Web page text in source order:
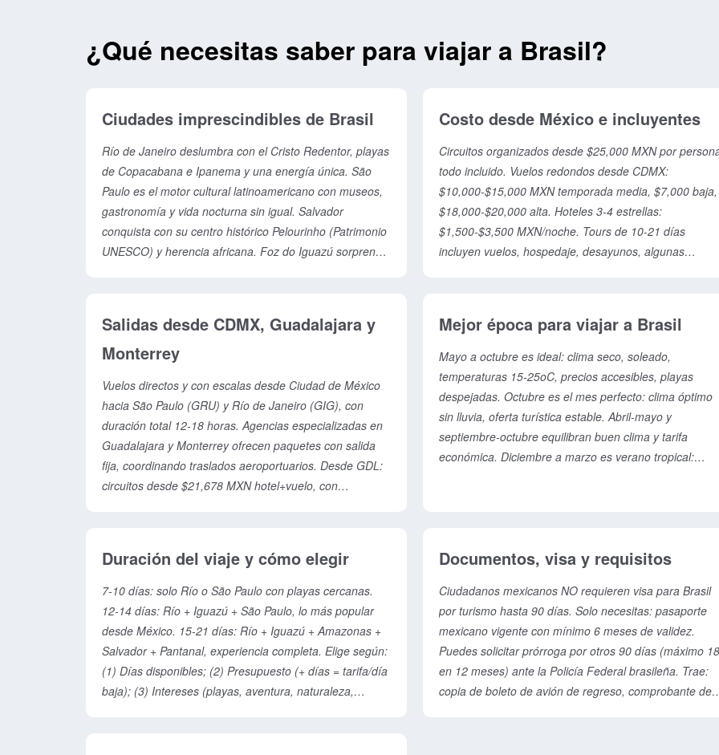
¿Qué necesitas saber para viajar a Brasil?
Ciudades imprescindibles de Brasil
Río de Janeiro deslumbra con el Cristo Redentor, playas
de Copacabana e Ipanema y una energía única. São
Paulo es el motor cultural latinoamericano con museos,
gastronomía y vida nocturna sin igual. Salvador
conquista con su centro histórico Pelourinho (Patrimonio
UNESCO) y herencia africana. Foz do Iguazú sorprende
holandesa, iglesias barrocas y plazas coloniales. Maceió
fascina con piscinas naturales y aguas cristalinas.
Costo desde México e incluyentes
Circuitos organizados desde $25,000 MXN por
todo incluido. Vuelos redondos desde CDMX:
$10,000-$15,000 MXN temporada media, $7,000 baja,
$18,000-$20,000 alta. Hoteles 3-4 estrellas:
$1,500-$3,500 MXN/noche. Tours de 10-21 días
incluyen vuelos, hospedaje, desayunos, algunas
(lujo). Mejor tarifa: reserva 3-4 meses antes.
Salidas desde CDMX, Guadalajara y
Monterrey
Vuelos directos y con escalas desde Ciudad de México
hacia São Paulo (GRU) y Río de Janeiro (GIG), con
duración total 12-18 horas. Agencias especializadas en
Guadalajara y Monterrey ofrecen paquetes con salida
fija, coordinando traslados aeroportuarios. Desde GDL:
circuitos desde $21,678 MXN hotel+vuelo, con
semanales o quincenales según demanda.
Recomendación: reserva directo con agencias
mexicanas para mejor atención post-venta.
Mejor época para viajar a Brasil
Mayo a octubre es ideal: clima seco, soleado,
temperaturas 15-25oC, precios accesibles, playas
despejadas. Octubre es el mes perfecto: clima óptimo
sin lluvia, oferta turística estable. Abril-mayo y
septiembre-octubre equilibran buen clima y tarifa
económica. Diciembre a marzo es verano tropical:
Evita: enero-febrero por calor extremo y
Duración del viaje y cómo elegir
7-10 días: solo Río o São Paulo con playas cercanas.
12-14 días: Río + Iguazú + São Paulo, lo más popular
desde México. 15-21 días: Río + Iguazú + Amazonas +
Salvador + Pantanal, experiencia completa. Elige según:
(1) Días disponibles; (2) Presupuesto (+ días = tarifa/día
baja); (3) Intereses (playas, aventura, naturaleza,
Documentos, visa y requisitos
Ciudadanos mexicanos NO requieren visa para Brasil
por turismo hasta 90 días. Solo necesitas: pasaporte
mexicano vigente con mínimo 6 meses de validez.
Puedes solicitar prórroga por otros 90 días (máximo
en 12 meses) ante la Policía Federal brasileña. Trae:
copia de boleto de avión de regreso, comprobante de